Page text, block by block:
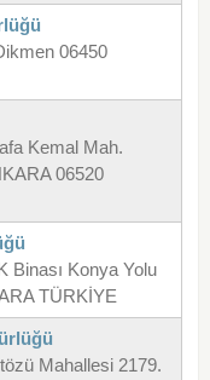
06450
Kemal Mah.
06520
Binası Konya Yolu
TÜRKİYE
Mahallesi 2179.